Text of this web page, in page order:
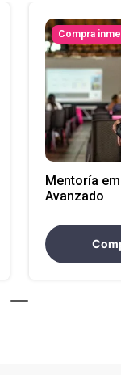
Mentoría
Avanzado
Compra